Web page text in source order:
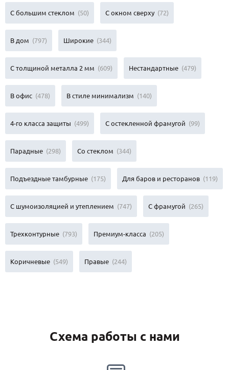
С большим стеклом (50) С окном сверху (72)
В дом (797) Широкие (344)
С толщиной металла 2 мм (609) Нестандартные (479)
В офис (478) В стиле минимализм (140)
4-го класса защиты (499) С остекленной фрамугой (99)
Парадные (298) Со стеклом (344)
Подъездные тамбурные (175) Для баров и ресторанов (119)
С шумоизоляцией и утеплением (747) С фрамугой (265)
Трехконтурные (793) Премиум-класса (205)
Коричневые (549) Правые (244)
Схема работы с нами